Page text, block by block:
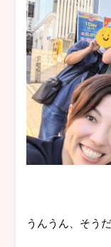
うんうん、そうだ